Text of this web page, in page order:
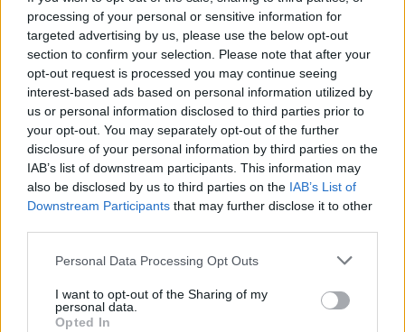
processing of your personal or sensitive information for
targeted advertising by us, please use the below opt-out
section to confirm your selection. Please note that after your
opt-out request is processed you may continue seeing
interest-based ads based on personal information utilized by
us or personal information disclosed to third parties prior to
your opt-out. You may separately opt-out of the further
disclosure of your personal information by third parties on the
IAB’s list of downstream participants. This information may
also be disclosed by us to third parties on the IAB’s List of
Downstream Participants that may further disclose it to other
Personal Data Processing Opt Outs
I want to opt-out of the Sharing of my
personal data.
Opted In